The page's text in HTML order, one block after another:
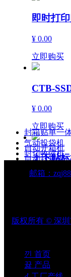
即时打
¥ 0.00
立即购买
CTB-
¥ 0.00
立即购买
上下贴
¥ 0.00
双侧面
¥ 0.00
立即购买
产品中心
封箱贴单一
气动投袋机
封切收缩机
自动开箱机
自动封箱机
自动贴标机
自动打包机
邮箱：
版权所有 © 深
낀 首页
뀵 产品